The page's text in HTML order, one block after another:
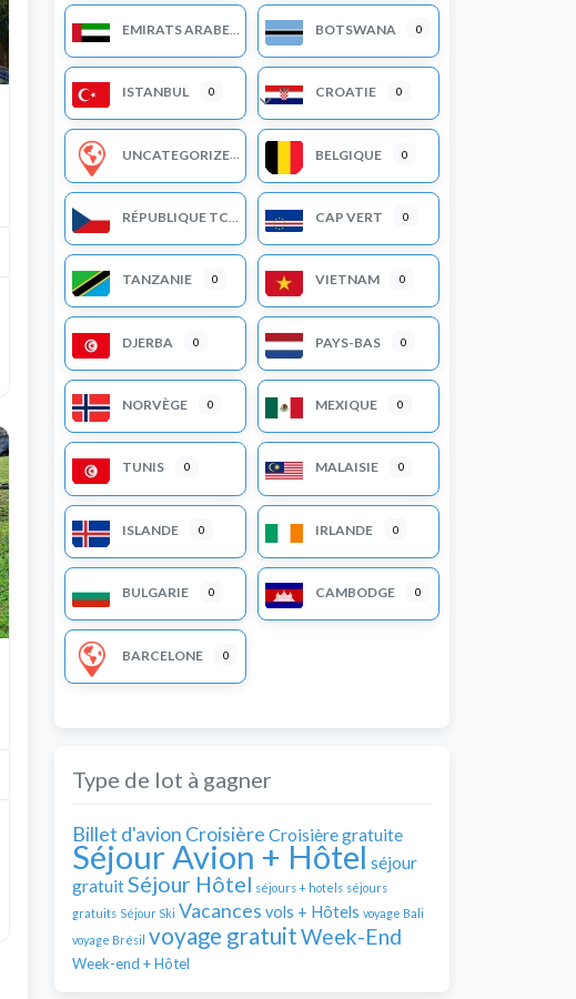
EMIRATS ARABES UNIS BOTSWANA 0
ISTANBUL 0 CROATIE 0
Expand sub-categories
UNCATEGORIZED BELGIQUE 0
RÉPUBLIQUE TCHEQUE CAP VERT 0
TANZANIE 0 VIETNAM 0
DJERBA 0 PAYS-BAS 0
NORVÈGE 0 MEXIQUE 0
TUNIS 0 MALAISIE 0
ISLANDE 0 IRLANDE 0
BULGARIE 0 CAMBODGE 0
BARCELONE 0
Type de lot à gagner
Billet d'avion Croisière Croisière gratuite
Séjour Avion + Hôtel séjour
gratuitSéjour Hôtel séjours + hotels séjours
gratuits Séjour Ski Vacances vols + Hôtels voyage Bali
voyage Brésil voyage gratuitWeek-End
Week-end + Hôtel